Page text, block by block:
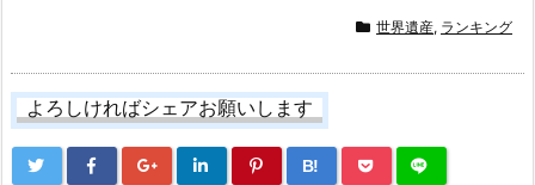
世界遺産, ランキング
よろしければシェアお願いします
B!